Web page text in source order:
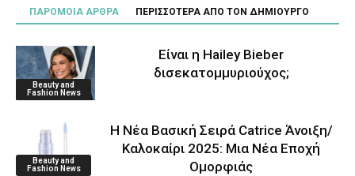
ΠΑΡΟΜΟΙΑ ΑΡΘΡΑ ΠΕΡΙΣΣΟΤΕΡΑ ΑΠΟ ΤΟΝ ΔΗΜΙΟΥΡΓΟ
Beauty and
Fashion News
Είναι η Hailey Bieber
δισεκατομμυριούχος;
Beauty and
Fashion News
Η Νέα Βασική Σειρά Catrice Άνοιξη/
Καλοκαίρι 2025: Μια Νέα Εποχή
Ομορφιάς